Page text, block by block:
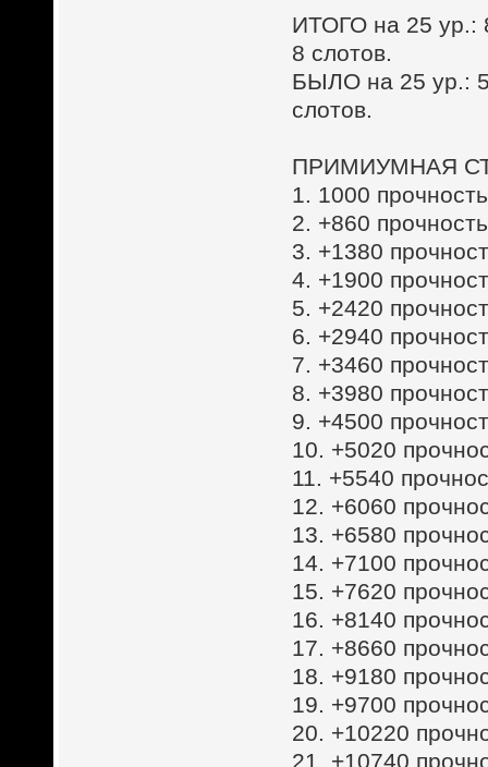
ИТОГО на 25 ур.:
8 слотов.
БЫЛО на 25 ур.:
слотов.
ПРИМИУМНАЯ
1. 1000
2. +860
3. +1380
4. +1900
5. +2420
6. +2940
7. +3460
8. +3980
9. +4500
10. +5020
11. +5540
12. +6060
13. +6580
14. +7100
15. +7620
16. +8140
17. +8660
18. +9180
19. +9700
20. +10220
21. +10740